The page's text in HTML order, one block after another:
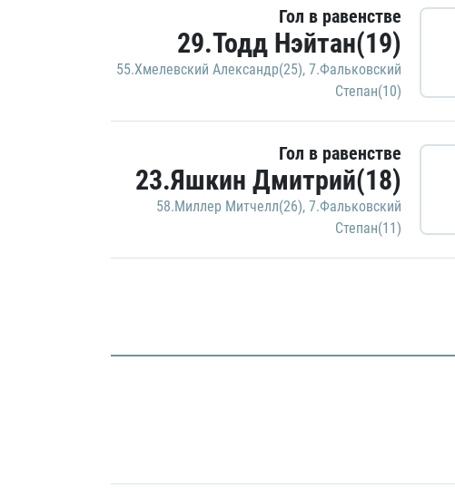
Гол в равенстве
29.Тодд Нэйтан(19)
55.Хмелевский Александр(25), 7.Фальковский
Степан(10)
Гол в равенстве
23.Яшкин Дмитрий(18)
58.Миллер Митчелл(26), 7.Фальковский
Степан(11)